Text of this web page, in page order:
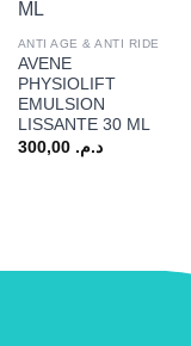
ANTI AGE & ANTI RIDE
AVENE
PHYSIOLIFT
EMULSION
LISSANTE 30 ML
د.م. 300,00